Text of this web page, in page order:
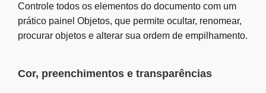
Controle todos os elementos do documento com um
prático painel Objetos, que permite ocultar, renomear,
procurar objetos e alterar sua ordem de empilhamento.
Cor, preenchimentos e transparências